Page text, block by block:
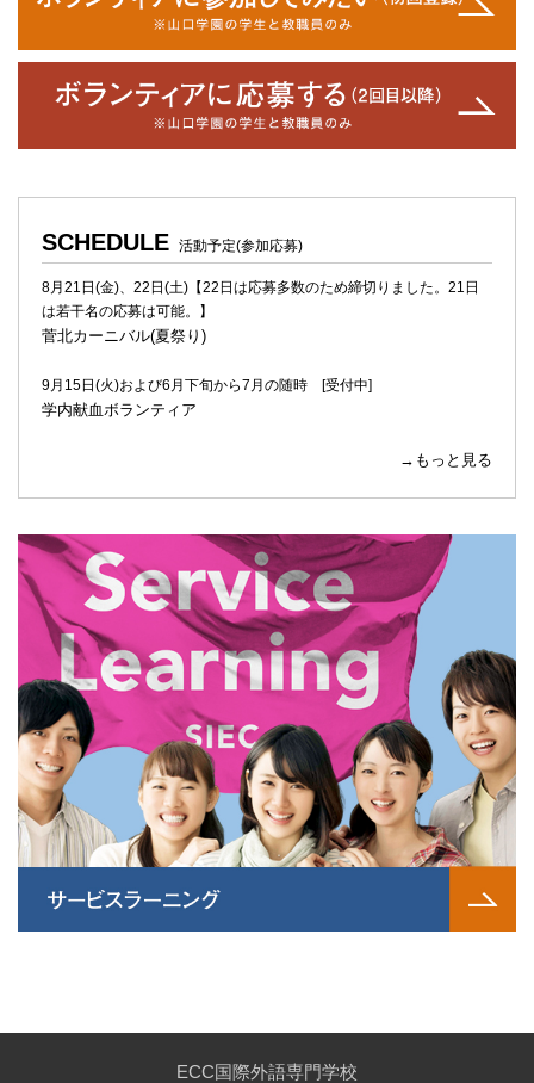
SCHEDULE 活動予定(参加応募)
8月21日(金)、22日(土)【22日は応募多数のため締切りました。21日
は若干名の応募は可能。】
菅北カーニバル(夏祭り)
9月15日(火)および6月下旬から7月の随時 [受付中]
学内献血ボランティア
→もっと見る
ECC国際外語専門学校